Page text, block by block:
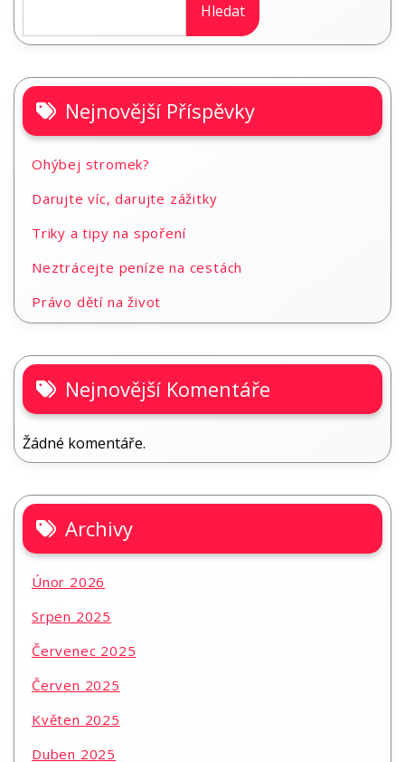
Hledat
Nejnovější Příspěvky
Ohýbej stromek?
Darujte víc, darujte zážitky
Triky a tipy na spoření
Neztrácejte peníze na cestách
Právo dětí na život
Nejnovější Komentáře
Žádné komentáře.
Archivy
Únor 2026
Srpen 2025
Červenec 2025
Červen 2025
Květen 2025
Duben 2025